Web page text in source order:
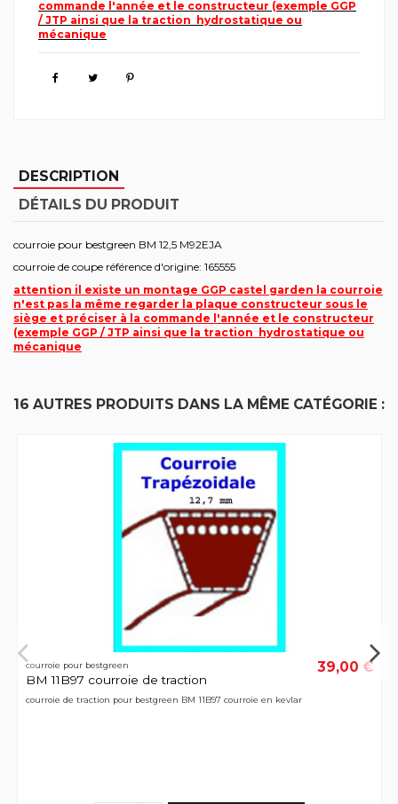
commande l'année et le constructeur (exemple GGP
/ JTP ainsi que la traction hydrostatique ou
mécanique
DESCRIPTION
DÉTAILS DU PRODUIT
courroie pour bestgreen BM 12,5 M92EJA
courroie de coupe référence d'origine: 165555
attention il existe un montage GGP castel garden la courroie
n'est pas la même regarder la plaque constructeur sous le
siège et préciser à la commande l'année et le constructeur
(exemple GGP / JTP ainsi que la traction hydrostatique ou
mécanique
16 AUTRES PRODUITS DANS LA MÊME CATÉGORIE :
courroie pour bestgreen
BM 11B97 courroie de traction
39,00 €
courroie de traction pour bestgreen BM 11B97 courroie en kevlar